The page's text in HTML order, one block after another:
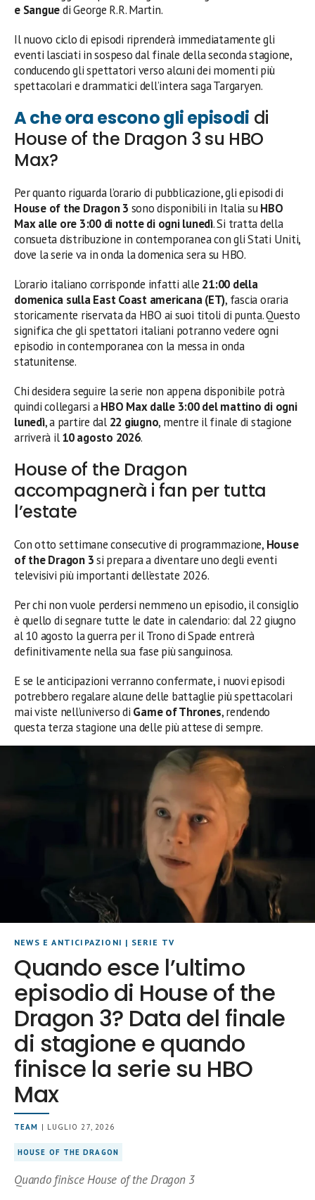
e Sanguedi George R.R. Martin.
Il nuovo ciclo di episodi riprenderà immediatamente gli
eventi lasciati in sospeso dal finale della seconda stagione,
conducendo gli spettatori verso alcuni dei momenti più
spettacolari e drammatici dell’intera saga Targaryen.
A che ora escono gli episodi di
House of the Dragon 3 su HBO
Max?
Per quanto riguarda l’orario di pubblicazione, gli episodi di
House of the Dragon 3 sono disponibili in Italia suHBO
Max alle ore 3:00 di notte di ogni lunedì. Si tratta della
consueta distribuzione in contemporanea con gli Stati Uniti,
dove la serie va in onda la domenica sera su HBO.
L’orario italiano corrisponde infatti alle 21:00 della
domenica sulla East Coast americana (ET), fascia oraria
storicamente riservata da HBO ai suoi titoli di punta. Questo
significa che gli spettatori italiani potranno vedere ogni
episodio in contemporanea con la messa in onda
statunitense.
Chi desidera seguire la serie non appena disponibile potrà
quindi collegarsi aHBO Max dalle 3:00 del mattino di ogni
lunedì, a partire dal 22 giugno, mentre il finale di stagione
arriverà il10 agosto 2026.
House of the Dragon
accompagnerà i fan per tutta
l’estate
Con otto settimane consecutive di programmazione, House
of the Dragon 3si prepara a diventare uno degli eventi
televisivi più importanti dell’estate 2026.
Per chi non vuole perdersi nemmeno un episodio, il consiglio
è quello di segnare tutte le date in calendario: dal 22 giugno
al 10 agosto la guerra per il Trono di Spade entrerà
definitivamente nella sua fase più sanguinosa.
E se le anticipazioni verranno confermate, i nuovi episodi
potrebbero regalare alcune delle battaglie più spettacolari
mai viste nell’universo di Game of Thrones, rendendo
questa terza stagione una delle più attese di sempre.
NEWS E ANTICIPAZIONI | SERIE TV
Quando esce l’ultimo
episodio di House of the
Dragon 3? Data del finale
di stagione e quando
finisce la serie su HBO
Max
TEAM | LUGLIO 27, 2026
HOUSE OF THE DRAGON
Quando finisce House of the Dragon 3